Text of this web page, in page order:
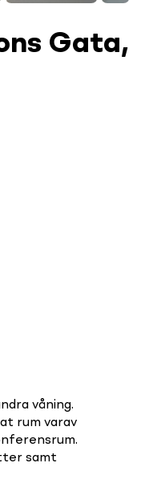
Gata,
våning.
rum varav
samt